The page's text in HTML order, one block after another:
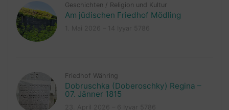
Geschichten / Religion und Kultur
Am jüdischen Friedhof Mödling
Friedhof Währing
Dobruschka (Doberoschky) Regina –
07. Jänner 1815